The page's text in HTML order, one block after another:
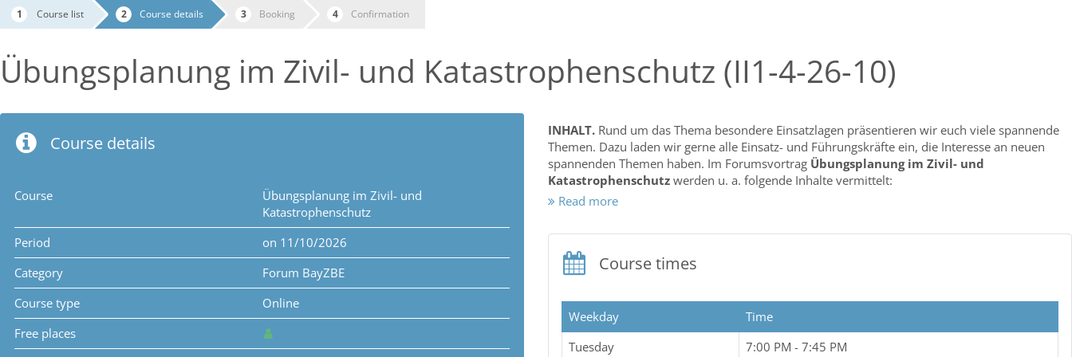
Course list Course details Booking Confirmation
Übungsplanung im Zivil- und Katastrophenschutz (II1-4-26-10)
Course details
Course
Übungsplanung im Zivil- und
Katastrophenschutz
Period
on 11/10/2026
Category
Forum BayZBE
Course type
Online
Free places
INHALT. Rund um das Thema besondere Einsatzlagen präsentieren wir euch viele spannende
Themen. Dazu laden wir gerne alle Einsatz- und Führungskräfte ein, die Interesse an neuen
spannenden Themen haben. Im Forumsvortrag Übungsplanung im Zivil- und
Katastrophenschutz werden u. a. folgende Inhalte vermittelt:
Planung einer Katastrophenschutzübung
Evaluation und Erkenntnisgewinn
Beispiel: KatS-Vollübung aus 2025
ONLINEANGEBOT.Der Vortrag wird im Nachgang über die eLearning –
Plattformwww.bayzbe-lerncampus.dezur Verfügung gestellt. Den notwendigen Webcode zur
Read more
Course times
Weekday
Time
Tuesday
7:00 PM - 7:45 PM